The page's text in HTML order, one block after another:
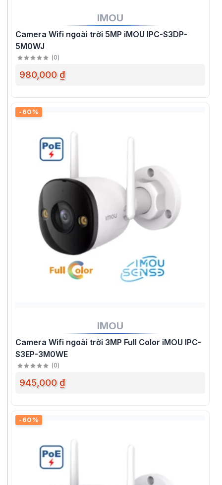
IMOU
Camera Wifi ngoài trời 5MP iMOU IPC-S3DP-
5M0WJ
(0)
980,000 ₫
-60%
IMOU
Camera Wifi ngoài trời 3MP Full Color iMOU IPC-
S3EP-3M0WE
(0)
945,000 ₫
-60%